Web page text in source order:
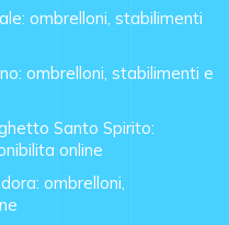
ombrelloni, stabilimenti
ombrelloni, stabilimenti e
Santo Spirito:
online
ombrelloni,